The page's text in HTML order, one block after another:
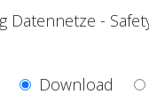
Datennetze -
Download